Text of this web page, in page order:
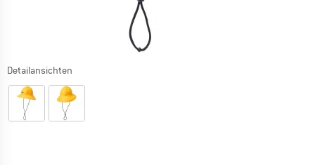
Detailansichten